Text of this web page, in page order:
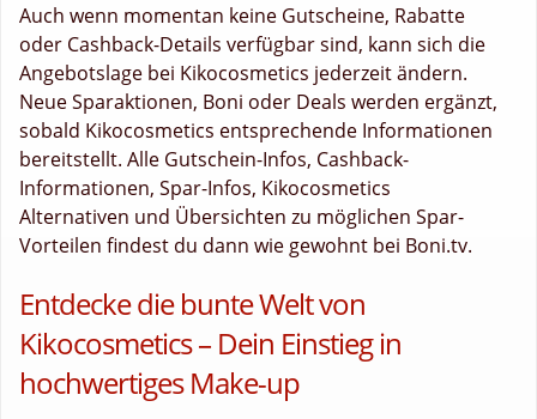
Auch wenn momentan keine Gutscheine, Rabatte
oder Cashback-Details verfügbar sind, kann sich die
Angebotslage bei Kikocosmetics jederzeit ändern.
Neue Sparaktionen, Boni oder Deals werden ergänzt,
sobald Kikocosmetics entsprechende Informationen
bereitstellt. Alle Gutschein-Infos, Cashback-
Informationen, Spar-Infos, Kikocosmetics
Alternativen und Übersichten zu möglichen Spar-
Vorteilen findest du dann wie gewohnt bei Boni.tv.
Entdecke die bunte Welt von
Kikocosmetics – Dein Einstieg in
hochwertiges Make-up